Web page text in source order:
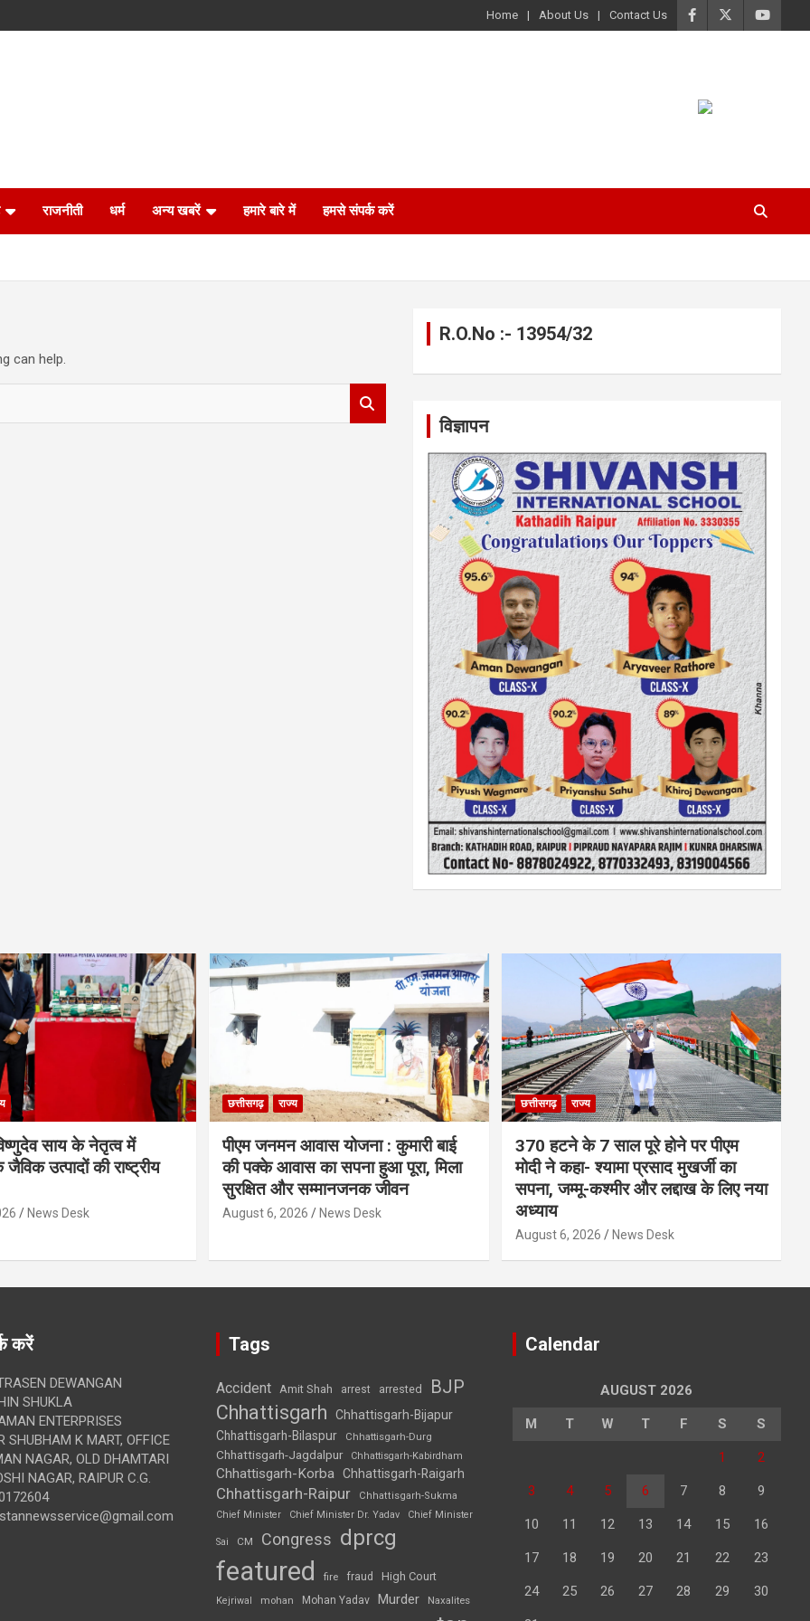
Home About Us Contact Us
राजनीती धर्म अन्य खबरें हमारे बारे में हमसे संपर्क करें
can help.
R.O.No :- 13954/32
विज्ञापन
साय के नेतृत्व में
उत्पादों की राष्ट्रीय
News Desk
छत्तीसगढ़ राज्य
पीएम जनमन आवास योजना : कुमारी बाई
की पक्के आवास का सपना हुआ पूरा, मिला
सुरक्षित और सम्मानजनक जीवन
August 6, 2026 News Desk
छत्तीसगढ़ राज्य
370 हटने के 7 साल पूरे होने पर पीएम
मोदी ने कहा- श्यामा प्रसाद मुखर्जी का
सपना, जम्मू-कश्मीर और लद्दाख के लिए नया
अध्याय
August 6, 2026 News Desk
करें
DEWANGAN
SHUKLA
ENTERPRISES
SHUBHAM K MART, OFFICE
NAGAR, OLD DHAMTARI
NAGAR, RAIPUR C.G.
Tags
Accident Amit Shah arrest arrested BJP
Chhattisgarh
Chhattisgarh-Bijapur
Chhattisgarh-Bilaspur
Chhattisgarh-Durg
Chhattisgarh-Jagdalpur Chhattisgarh-Kabirdham
Chhattisgarh-Korba Chhattisgarh-Raigarh
Chhattisgarh-Raipur
Chhattisgarh-Sukma
Chief Minister
Chief Minister Dr. Yadav Chief Minister
Sai CM Congress dprcg
featured fire fraud High Court
Kejriwal mohan Mohan Yadav Murder Naxalites
Calendar
AUGUST 2026
M T W T F S S
1 2
3 4 5 6 7 8 9
10 11 12 13 14 15 16
17 18 19 20 21 22 23
24 25 26 27 28 29 30